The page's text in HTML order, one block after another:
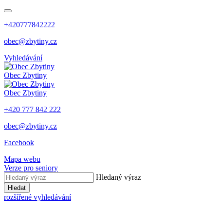
+420777842222
obec@zbytiny.cz
Vyhledávání
Obec Zbytiny
Obec Zbytiny
+420 777 842 222
obec@zbytiny.cz
Facebook
Mapa webu
Verze pro seniory
Hledaný výraz
Hledat
rozšířené vyhledávání